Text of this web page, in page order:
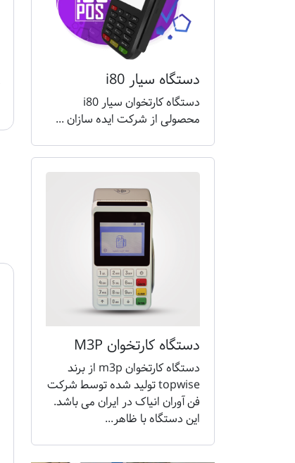
دستگاه سیار i80
دستگاه کارتخوان سیار i80
محصولی از شرکت ایده سازان ...
دستگاه کارتخوان M3P
دستگاه کارتخوان m3p از برند
topwise تولید شده توسط شرکت
فن آوران انیاک در ایران می باشد.
این دستگاه با ظاهر...